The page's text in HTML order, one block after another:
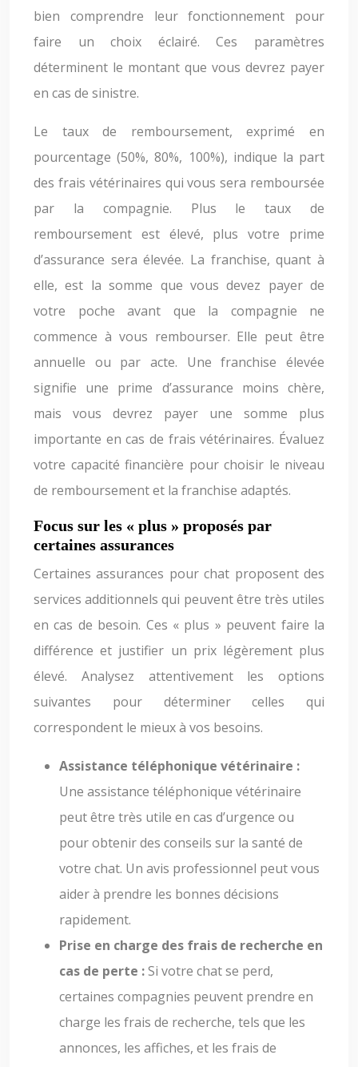
bien comprendre leur fonctionnement pour
faire un choix éclairé. Ces paramètres
déterminent le montant que vous devrez payer
en cas de sinistre.
Le taux de remboursement, exprimé en
pourcentage (50%, 80%, 100%), indique la part
des frais vétérinaires qui vous sera remboursée
par la compagnie. Plus le taux de
remboursement est élevé, plus votre prime
d’assurance sera élevée. La franchise, quant à
elle, est la somme que vous devez payer de
votre poche avant que la compagnie ne
commence à vous rembourser. Elle peut être
annuelle ou par acte. Une franchise élevée
signifie une prime d’assurance moins chère,
mais vous devrez payer une somme plus
importante en cas de frais vétérinaires. Évaluez
votre capacité financière pour choisir le niveau
de remboursement et la franchise adaptés.
Focus sur les « plus » proposés par
certaines assurances
Certaines assurances pour chat proposent des
services additionnels qui peuvent être très utiles
en cas de besoin. Ces « plus » peuvent faire la
différence et justifier un prix légèrement plus
élevé. Analysez attentivement les options
suivantes pour déterminer celles qui
correspondent le mieux à vos besoins.
Assistance téléphonique vétérinaire :
Une assistance téléphonique vétérinaire
peut être très utile en cas d’urgence ou
pour obtenir des conseils sur la santé de
votre chat. Un avis professionnel peut vous
aider à prendre les bonnes décisions
rapidement.
Prise en charge des frais de recherche en
cas de perte :Si votre chat se perd,
certaines compagnies peuvent prendre en
charge les frais de recherche, tels que les
annonces, les affiches, et les frais de